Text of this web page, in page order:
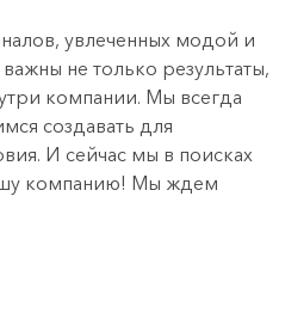
увлеченных модой и
не только результаты,
компании. Мы всегда
создавать для
И сейчас мы в поисках
компанию! Мы ждем